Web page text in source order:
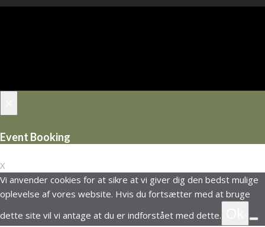
Event Booking
X
Vi anvender cookies for at sikre at vi giver dig den bedst mulige
oplevelse af vores website. Hvis du fortsætter med at bruge
dette site vil vi antage at du er indforstået med dette.